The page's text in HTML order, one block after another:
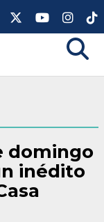
domingo
inédito